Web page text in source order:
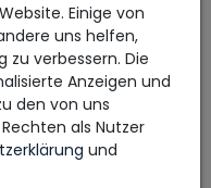
Einige von
uns helfen,
zu verbessern. Die
Anzeigen und
den von uns
als Nutzer
und